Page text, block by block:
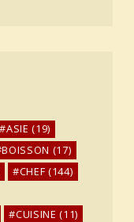
ASIE (19)
BOISSON (17)
CHEF (144)
CUISINE (11)